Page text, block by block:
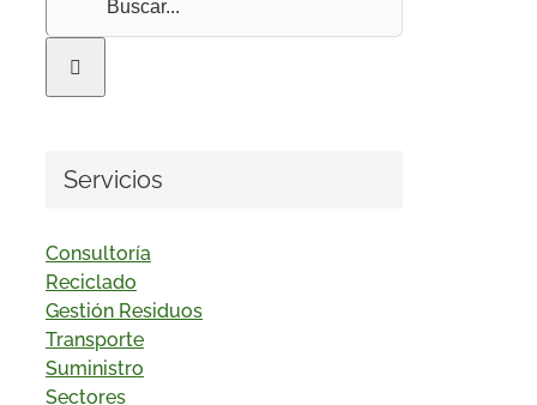
Servicios
Consultoría
Reciclado
Gestión Residuos
Transporte
Suministro
Sectores